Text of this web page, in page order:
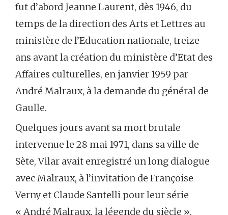
fut d’abord Jeanne Laurent, dès 1946, du
temps de la direction des Arts et Lettres au
ministère de l’Education nationale, treize
ans avant la création du ministère d’Etat des
Affaires culturelles, en janvier 1959 par
André Malraux, à la demande du général de
Gaulle.
Quelques jours avant sa mort brutale
intervenue le 28 mai 1971, dans sa ville de
Sète, Vilar avait enregistré un long dialogue
avec Malraux, à l’invitation de Françoise
Verny et Claude Santelli pour leur série
« André Malraux, la légende du siècle ».